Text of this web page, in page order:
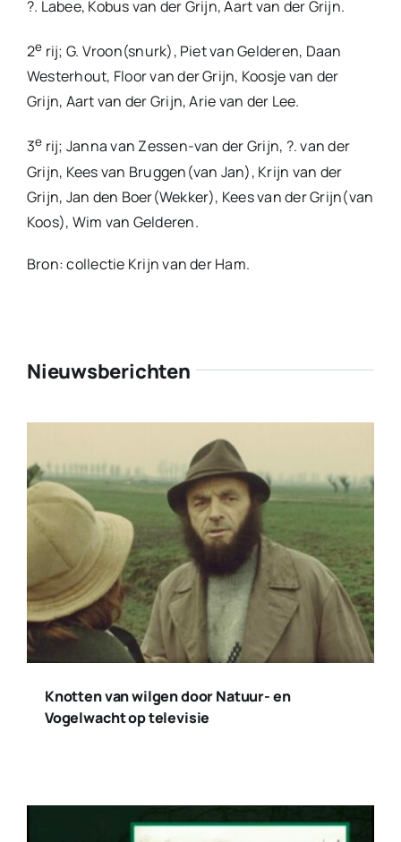
?. Labee, Kobus van der Grijn, Aart van der Grijn.
2e rij; G. Vroon(snurk), Piet van Gelderen, Daan
Westerhout, Floor van der Grijn, Koosje van der
Grijn, Aart van der Grijn, Arie van der Lee.
3e rij; Janna van Zessen-van der Grijn, ?. van der
Grijn, Kees van Bruggen(van Jan), Krijn van der
Grijn, Jan den Boer(Wekker), Kees van der Grijn(van
Koos), Wim van Gelderen.
Bron: collectie Krijn van der Ham.
Nieuwsberichten
Knotten van wilgen door Natuur- en
Vogelwacht op televisie